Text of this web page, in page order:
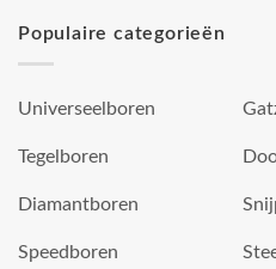
Populaire categorieën
Universeelboren
Tegelboren
Diamantboren
Speedboren